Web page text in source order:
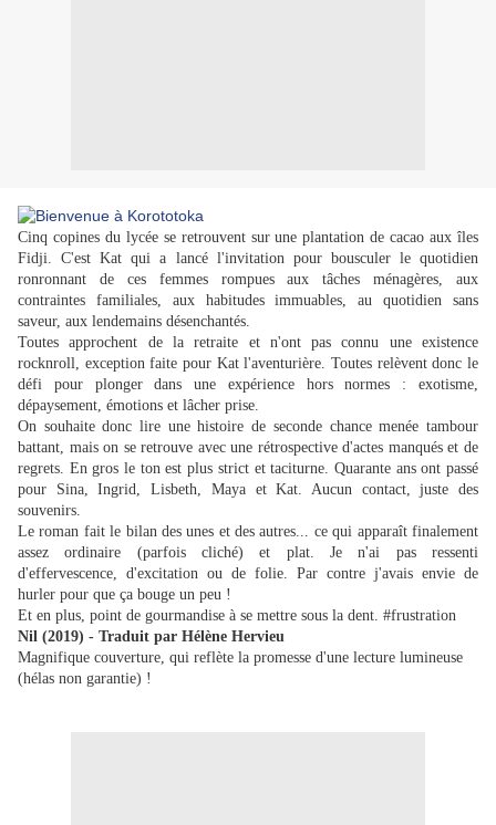
Cinq copines du lycée se retrouvent sur une plantation de cacao aux îles
Fidji. C'est Kat qui a lancé l'invitation pour bousculer le quotidien
ronronnant de ces femmes rompues aux tâches ménagères, aux
contraintes familiales, aux habitudes immuables, au quotidien sans
saveur, aux lendemains désenchantés.
Toutes approchent de la retraite et n'ont pas connu une existence
rocknroll, exception faite pour Kat l'aventurière. Toutes relèvent donc le
défi pour plonger dans une expérience hors normes : exotisme,
dépaysement, émotions et lâcher prise.
On souhaite donc lire une histoire de seconde chance menée tambour
battant, mais on se retrouve avec une rétrospective d'actes manqués et de
regrets. En gros le ton est plus strict et taciturne. Quarante ans ont passé
pour Sina, Ingrid, Lisbeth, Maya et Kat. Aucun contact, juste des
souvenirs.
Le roman fait le bilan des unes et des autres... ce qui apparaît finalement
assez ordinaire (parfois cliché) et plat. Je n'ai pas ressenti
d'effervescence, d'excitation ou de folie. Par contre j'avais envie de
hurler pour que ça bouge un peu !
Et en plus, point de gourmandise à se mettre sous la dent. #frustration
Nil (2019) - Traduit par Hélène Hervieu
Magnifique couverture, qui reflète la promesse d'une lecture lumineuse
(hélas non garantie) !